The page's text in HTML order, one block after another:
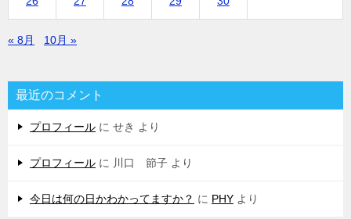
« 8月 10月 »
最近のコメント
プロフィール に せき より
プロフィール に 川口 節子 より
今日は何の日かわかってますか？ に PHY より